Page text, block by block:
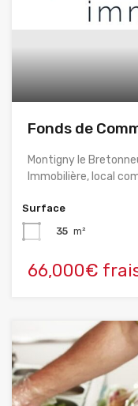
Fonds de
Montigny le
Immobilière, local
Surface
35 m²
66,000€